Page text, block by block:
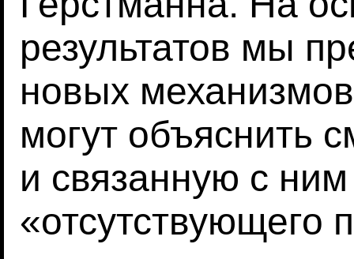
результатов мы
новых
могут объяснить
и связанную с
«отсутствующего